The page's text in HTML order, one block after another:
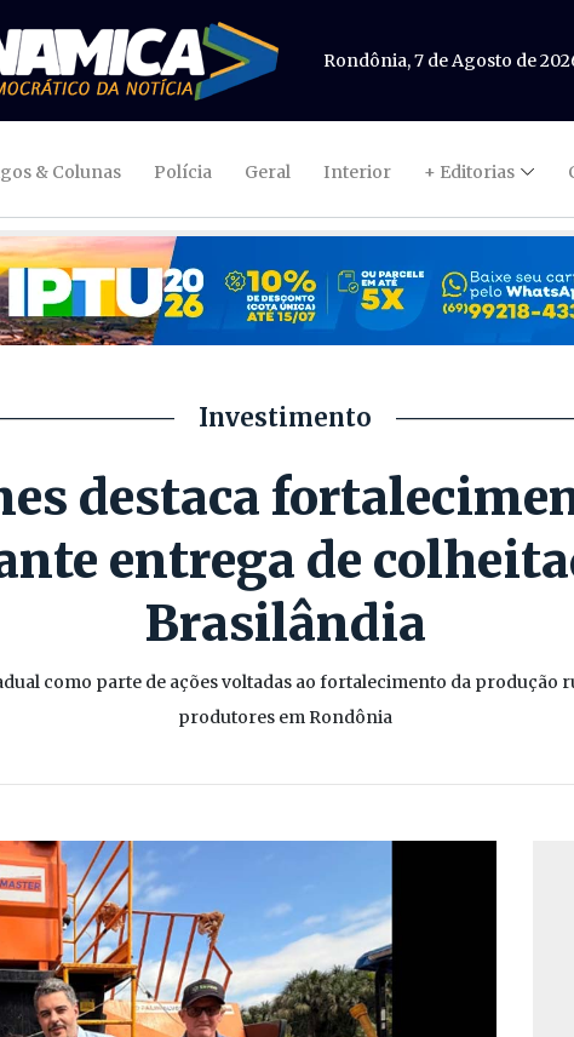
Rondônia, 7 de Agosto de
& Colunas Polícia Geral Interior + Editorias
Investimento
destaca
entrega de
Brasilândia
como parte de ações voltadas ao fortalecimento da produção
produtores em Rondônia